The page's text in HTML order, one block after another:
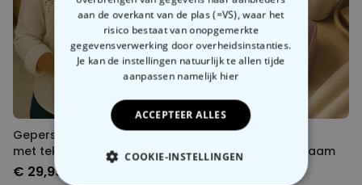
Gepersonaliseerde vaas
met tekst en krans
€ 29,99
Gepersonaliseerde
sieraden doos met naam
aan de overkant van de plas (=VS), waar het
risico bestaat van onopgemerkte
gegevensverwerking door overheidsinstanties.
Je kan de instellingen natuurlijk te allen tijde
aanpassen namelijk hier
ACCEPTEER ALLES
COOKIE-INSTELLINGEN